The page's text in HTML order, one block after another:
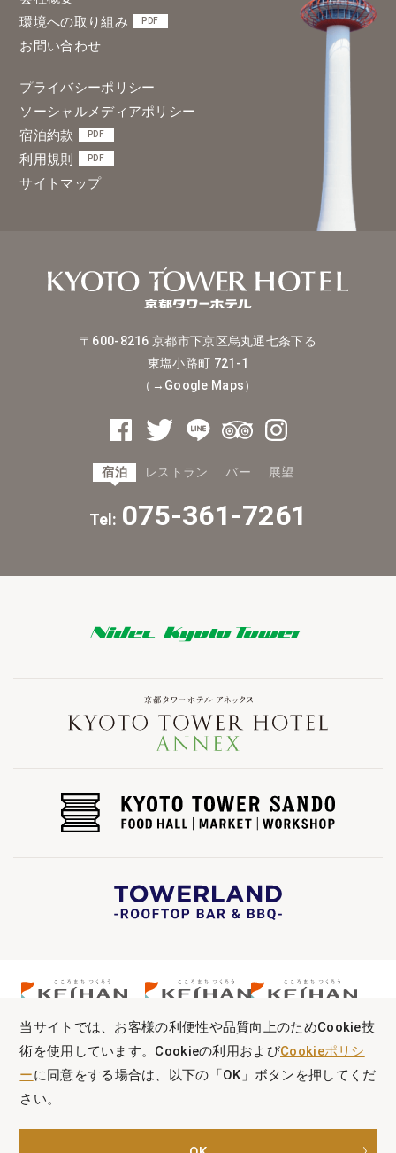
環境への取り組み
PDF
お問い合わせ
プライバシーポリシー
ソーシャルメディアポリシー
宿泊約款
PDF
利用規則 PDF
サイトマップ
〒600-8216 京都市下京区烏丸通七条下る
東塩小路町 721-1
（ →Google Maps）
宿泊 レストラン バー 展望
Tel: 075-361-7261
Copyright © KYOTO TOWER HOTEL. All Rights Reserved.
当サイトでは、お客様の利便性や品質向上のためCookie技
術を使用しています。Cookieの利用およびCookieポリシ
ーに同意をする場合は、以下の「OK」ボタンを押してくだ
さい。